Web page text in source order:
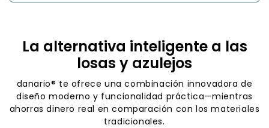
La alternativa inteligente a las
losas y azulejos
danario® te ofrece una combinación innovadora de
diseño moderno y funcionalidad práctica—mientras
ahorras dinero real en comparación con los materiales
tradicionales.